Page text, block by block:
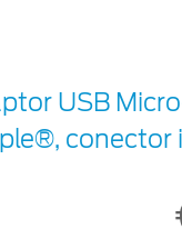
USB
conector